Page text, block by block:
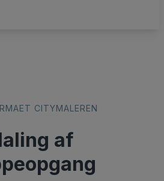
CITYMALEREN
af